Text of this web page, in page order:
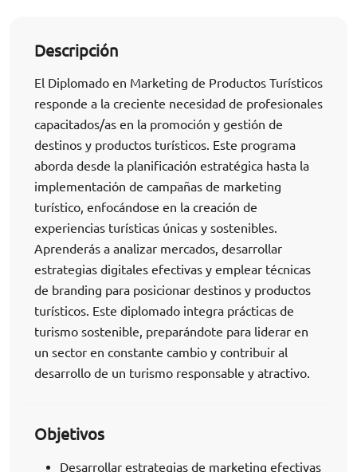
Descripción
El Diplomado en Marketing de Productos Turísticos
responde a la creciente necesidad de profesionales
capacitados/as en la promoción y gestión de
destinos y productos turísticos. Este programa
aborda desde la planificación estratégica hasta la
implementación de campañas de marketing
turístico, enfocándose en la creación de
experiencias turísticas únicas y sostenibles.
Aprenderás a analizar mercados, desarrollar
estrategias digitales efectivas y emplear técnicas
de branding para posicionar destinos y productos
turísticos. Este diplomado integra prácticas de
turismo sostenible, preparándote para liderar en
un sector en constante cambio y contribuir al
desarrollo de un turismo responsable y atractivo.
Objetivos
Desarrollar estrategias de marketing efectivas